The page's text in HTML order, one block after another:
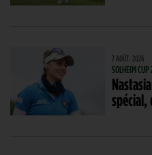
7 AOÛT. 2026
SOLHEIM
spécial,